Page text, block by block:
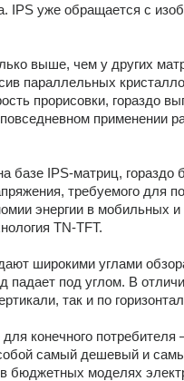
IPS уже обращается с
выше, чем у других
параллельных
прорисовки, гораздо
применении
базе IPS-матриц, гораздо
требуемого для
энергии в мобильных и
TN-TFT.
широкими углами
падает под углом. В
так и по
конечного потребителя
самый дешевый и
бюджетных моделях